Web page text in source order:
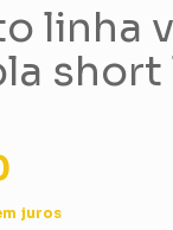
linha
juros